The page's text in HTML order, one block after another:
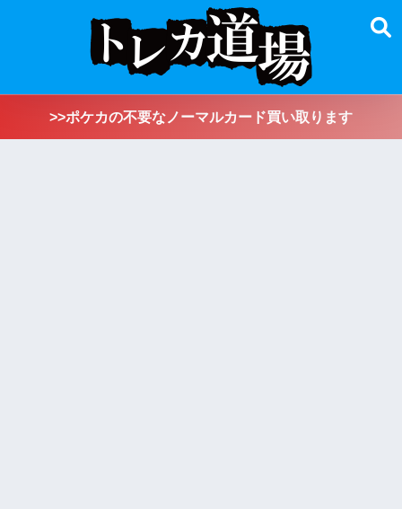
>>ポケカの不要なノーマルカード買い取ります